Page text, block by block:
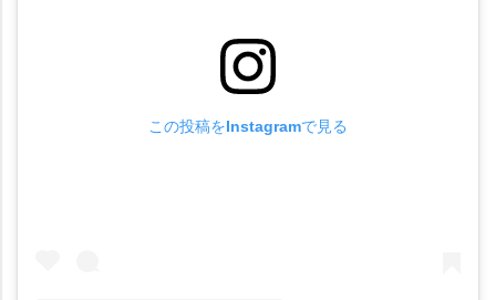
この投稿をInstagramで見る